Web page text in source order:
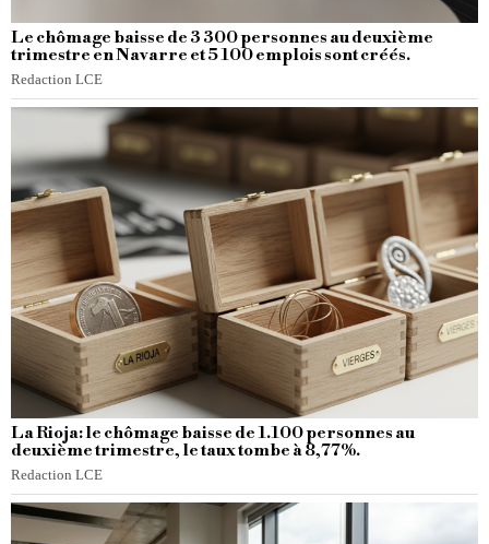
Le chômage baisse de 3 300 personnes au deuxième
trimestre en Navarre et 5 100 emplois sont créés.
Redaction LCE
La Rioja: le chômage baisse de 1.100 personnes au
deuxième trimestre, le taux tombe à 8,77%.
Redaction LCE